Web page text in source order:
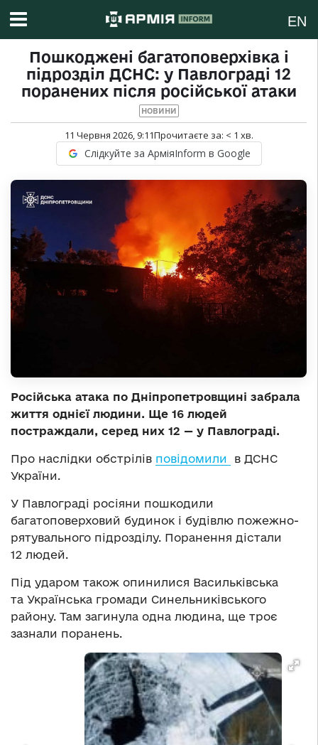
EN
Пошкоджені багатоповерхівка і
підрозділ ДСНС: у Павлограді 12
поранених після російської атаки
НОВИНИ
11 Червня 2026, 9:11Прочитаєте за: < 1 хв.
Слідкуйте за АрміяInform в Google
Російська атака по Дніпропетровщині забрала
життя однієї людини. Ще 16 людей
постраждали, серед них 12 — у Павлограді.
Про наслідки обстрілів повідомили
в ДСНС
України.
У Павлограді росіяни пошкодили
багатоповерховий будинок і будівлю пожежно-
рятувального підрозділу. Поранення дістали
12 людей.
Під ударом також опинилися Васильківська
та Українська громади Синельниківського
району. Там загинула одна людина, ще троє
зазнали поранень.